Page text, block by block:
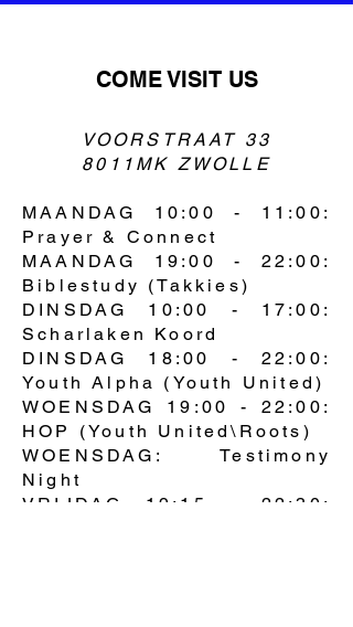
COME VISIT US
VOORSTRAAT 33
8011MK ZWOLLE
MAANDAG 10:00 - 11:00:
Prayer & Connect
MAANDAG 19:00 - 22:00:
Biblestudy (Takkies)
DINSDAG 10:00 - 17:00:
Scharlaken Koord
DINSDAG 18:00 - 22:00:
Youth Alpha (Youth United)
WOENSDAG 19:00 - 22:00:
HOP (Youth United\Roots)
WOENSDAG: Testimony
Night
VRIJDAG 19:15 - 22:30: